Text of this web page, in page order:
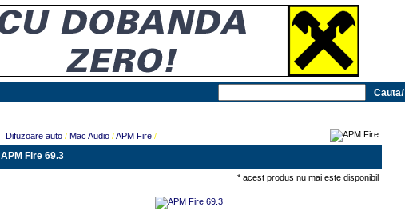
Cauta!
Difuzoare auto/ Mac Audio/APM Fire/
APM Fire 69.3
* acest produs nu mai este disponibil